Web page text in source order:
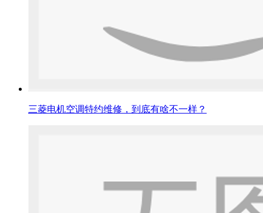
三菱电机空调特约维修，到底有啥不一样？